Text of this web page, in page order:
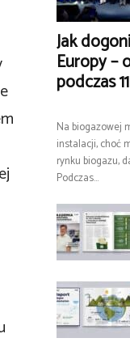
Jak
Europy –
podczas
Na biogazowej
instalacji, choć
rynku biogazu,
Podczas...